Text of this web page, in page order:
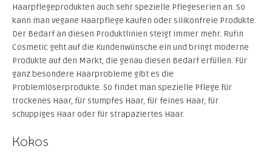
Haarpflegeprodukten auch sehr spezielle Pflegeserien an. So
kann man vegane Haarpflege kaufen oder silikonfreie Produkte.
Der Bedarf an diesen Produktlinien steigt immer mehr. Rufin
Cosmetic geht auf die Kundenwünsche ein und bringt moderne
Produkte auf den Markt, die genau diesen Bedarf erfüllen. Für
ganz besondere Haarprobleme gibt es die
Problemlöserprodukte. So findet man spezielle Pflege für
trockenes Haar, für stumpfes Haar, für feines Haar, für
schuppiges Haar oder für strapaziertes Haar.
Kokos